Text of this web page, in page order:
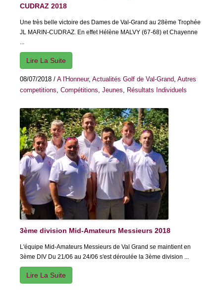
CUDRAZ 2018
Une très belle victoire des Dames de Val-Grand au 28ème Trophée
JL MARIN-CUDRAZ. En effet Hélène MALVY (67-68) et Chayenne
...
Lire La Suite
08/07/2018 / A l'Honneur, Actualités Golf de Val-Grand, Autres
competitions, Compétitions, Jeunes, Résultats Individuels
3ème division Mid-Amateurs Messieurs 2018
L'équipe Mid-Amateurs Messieurs de Val Grand se maintient en
3ème DIV Du 21/06 au 24/06 s'est déroulée la 3ème division ...
Lire La Suite